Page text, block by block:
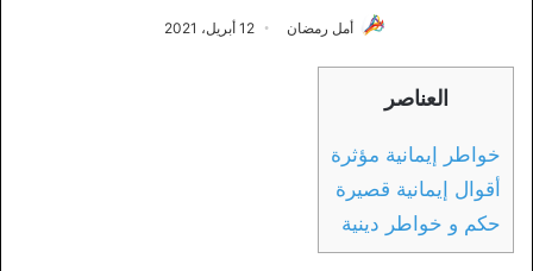
أمل رمضان 12 أبريل، 2021
العناصر
خواطر إيمانية مؤثرة
أقوال إيمانية قصيرة
حكم و خواطر دينية